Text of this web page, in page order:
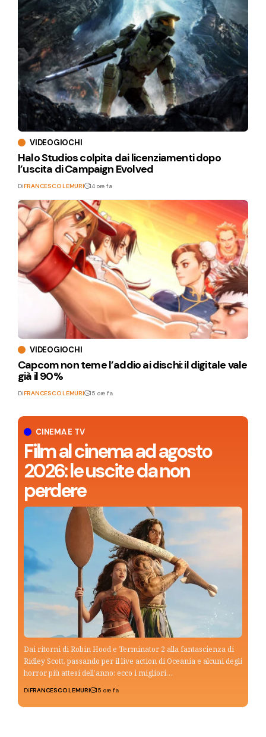
CINEMA E TV
Film al cinema ad agosto
2026: le uscite da non
perdere
Dai ritorni di Robin Hood e Terminator 2 alla fantascienza di
Ridley Scott, passando per il live action di Oceania e alcuni degli
horror più attesi dell’anno: ecco i migliori…
DiFRANCESCO LEMURI 15 ore fa
VIDEOGIOCHI
Halo Studios colpita dai licenziamenti dopo
l’uscita di Campaign Evolved
DiFRANCESCO LEMURI 14 ore fa
VIDEOGIOCHI
Capcom non teme l’addio ai dischi: il digitale vale
già il 90%
DiFRANCESCO LEMURI 15 ore fa